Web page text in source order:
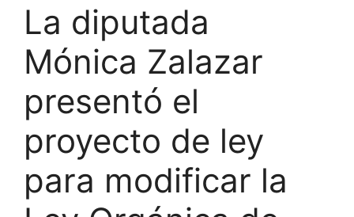
La diputada
Mónica Zalazar
presentó el
proyecto de ley
para modificar la